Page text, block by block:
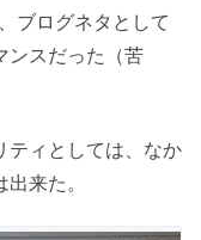
ブログネタとして
ンスだった（苦
ティとしては、なか
来た。